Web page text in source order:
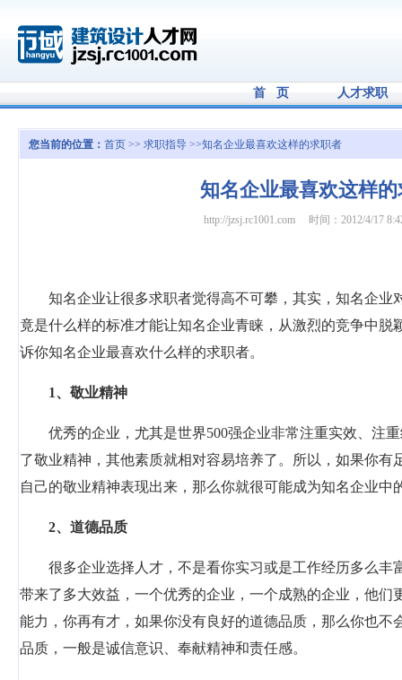
首 页 人才求职
您当前的位置： 首页 >> 求职指导 >>知名企业最喜欢这样的求职者
知名企业最喜欢这样
http://jzsj.rc1001.com时间：2012/4/17
知名企业让很多求职者觉得高不可攀，其实，知名企业
竟是什么样的标准才能让知名企业青睐，从激烈的竞争中脱
诉你知名企业最喜欢什么样的求职者。
1、敬业精神
优秀的企业，尤其是世界500强企业非常注重实效、注
了敬业精神，其他素质就相对容易培养了。所以，如果你有
自己的敬业精神表现出来，那么你就很可能成为知名企业中
2、道德品质
很多企业选择人才，不是看你实习或是工作经历多么丰
带来了多大效益，一个优秀的企业，一个成熟的企业，他们
能力，你再有才，如果你没有良好的道德品质，那么你也不
品质，一般是诚信意识、奉献精神和责任感。